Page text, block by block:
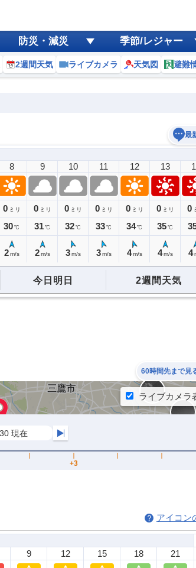
防災・減災 季節/レジャー
2週間天気 ライブカメラ 天気図 避難
最
8
0 ミリ
30℃
2 m/s
9
0 ミリ
31℃
2 m/s
10
0 ミリ
32℃
3 m/s
11
0 ミリ
33℃
3 m/s
12
0 ミリ
34℃
4 m/s
13
0 ミリ
35℃
4 m/s
0
4
今日明日 2週間天気
60時間先まで見
アイコン
9 12 15 18 21